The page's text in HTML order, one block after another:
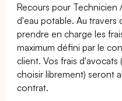
Recours pour
d'eau potable. Au travers
prendre en charge les
maximum défini par le
client. Vos frais
choisir librement) seront
contrat.